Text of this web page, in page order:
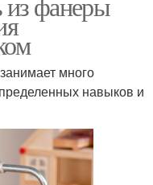
много
навыков и